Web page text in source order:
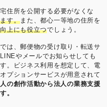
住所を公開する必要がなくな
す。 また、都心一等地の住所を
上にも役立つでしょう。
は、郵便物の受け取り・転送サ
やメールでお知らせしても
。ビジネス利用を想定して、電
プションサービスが用意されて
の創作活動から法人の業務支援
。